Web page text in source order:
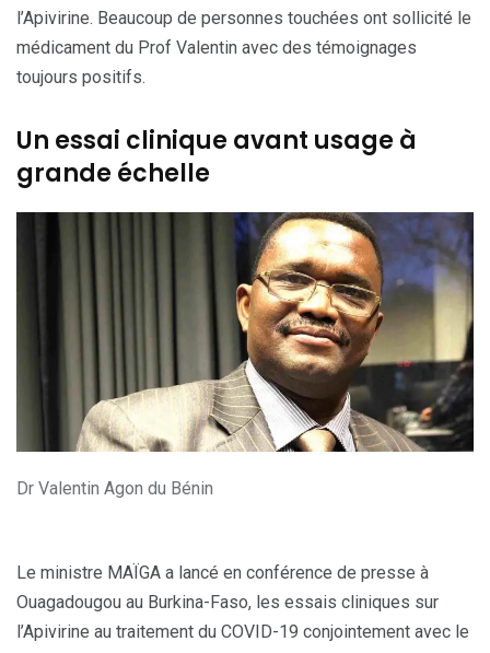
l’Apivirine. Beaucoup de personnes touchées ont sollicité le
médicament du Prof Valentin avec des témoignages
toujours positifs.
Un essai clinique avant usage à
grande échelle
Dr Valentin Agon du Bénin
Le ministre MAÏGA a lancé en conférence de presse à
Ouagadougou au Burkina-Faso, les essais cliniques sur
l’Apivirine au traitement du COVID-19 conjointement avec le